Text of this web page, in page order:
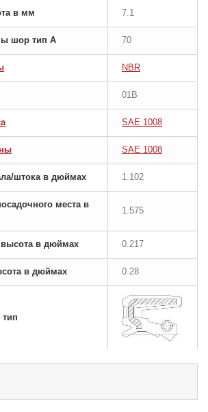
в мм 7.1
шор тип A 70
NBR
01B
SAE 1008
SAE 1008
штока в дюймах 1.102
места в
1.575
высота в дюймах 0.217
в дюймах 0.28